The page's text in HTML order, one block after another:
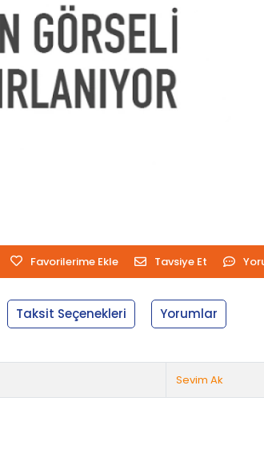
Favorilerime Ekle Tavsiye Et
Taksit Seçenekleri Yorumlar
Sevim Ak